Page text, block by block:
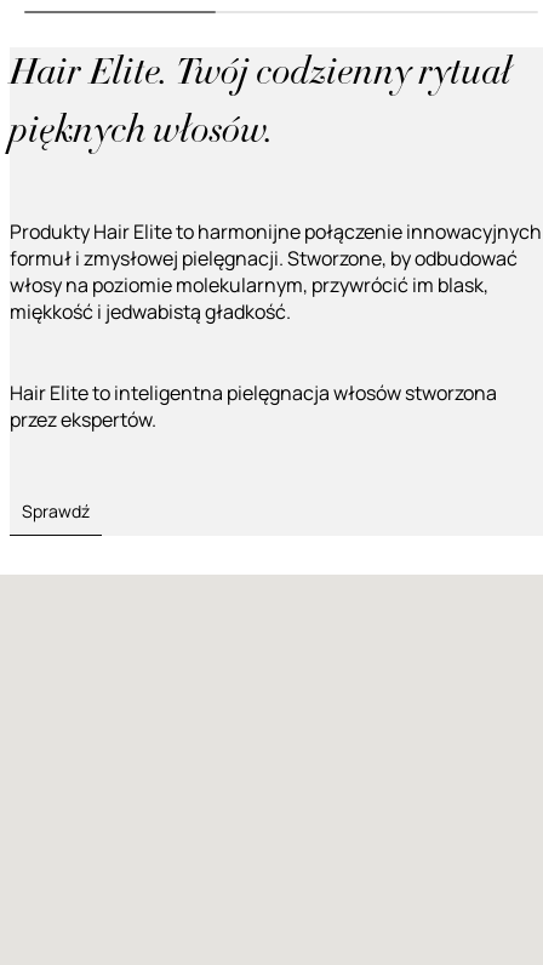
Hair Elite. Twój codzienny rytuał
pięknych włosów.
Produkty Hair Elite to harmonijne połączenie innowacyjnych
formuł i zmysłowej pielęgnacji. Stworzone, by odbudować
włosy na poziomie molekularnym, przywrócić im blask,
miękkość i jedwabistą gładkość.
Hair Elite to inteligentna pielęgnacja włosów stworzona
przez ekspertów.
Sprawdź